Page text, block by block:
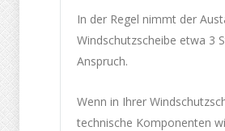
In der Regel nimmt der
Windschutzscheibe etwa 3
Anspruch.
Wenn in Ihrer
technische Komponenten